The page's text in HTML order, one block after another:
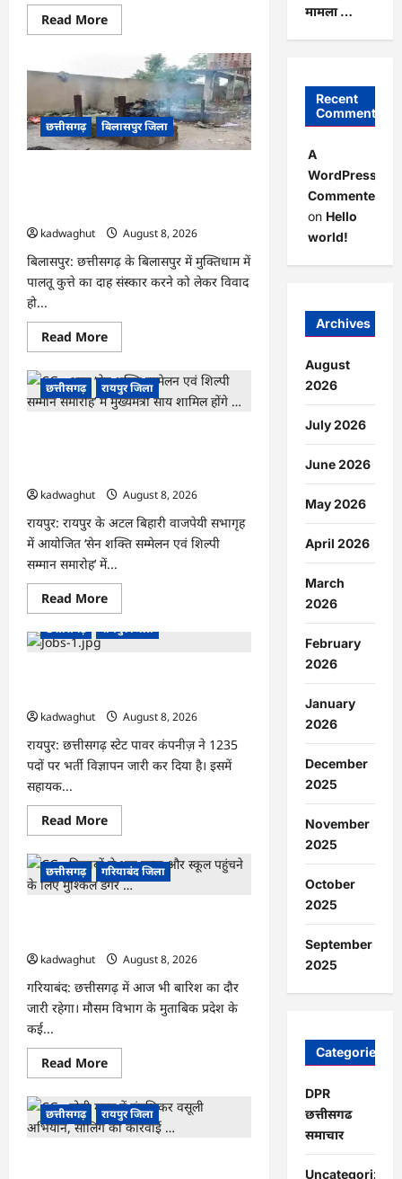
Read MoreRead
more
एक
पेड़
माँ
के
नाम
अभियान
का
गया
संदेश
…
छत्तीसगढ़ बिलासपुर जिला
kadwaghut
August 8, 2026
बिलासपुर: छत्तीसगढ़ के बिलासपुर में मुक्तिधाम में
पालतू कुत्ते का दाह संस्कार करने को लेकर विवाद
हो...
Read MoreRead
more
:
मुक्तिधाम
में
पर
मचा
भड़के
मोहल्लेवासी,
थाने
पहुंचा
मामला
…
छत्तीसगढ़ रायपुर जिला
kadwaghut
August 8, 2026
रायपुर: रायपुर के अटल बिहारी वाजपेयी सभागृह
में आयोजित ‘सेन शक्ति सम्मेलन एवं शिल्पी
सम्मान समारोह’ में...
Read MoreRead
more
CG
एवं
शिल्पी
सम्मान
समारोह’
में
मुख्यमंत्री
होंगे
…
छत्तीसगढ़ रायपुर जिला
kadwaghut
August 8, 2026
रायपुर: छत्तीसगढ़ स्टेट पावर कंपनीज़ ने 1235
पदों पर भर्ती विज्ञापन जारी कर दिया है। इसमें
सहायक...
Read MoreRead
more
CG
:
CG
Job
में
बंपर
भर्ती
…
छत्तीसगढ़ गरियाबंद जिला
kadwaghut
August 8, 2026
गरियाबंद: छत्तीसगढ़ में आज भी बारिश का दौर
जारी रहेगा। मौसम विभाग के मुताबिक प्रदेश के
कई...
Read MoreRead
more
CG
:
किताबों
से
छत्तीसगढ़ रायपुर जिला
मामला …
Recent
Comments
A
WordPress
Commenter
on Hello
world!
Archives
August
2026
July 2026
June 2026
May 2026
April 2026
March
2026
February
2026
January
2026
December
2025
November
2025
October
2025
September
2025
Categories
DPR
छत्तीसगढ
समाचार
Uncategorized